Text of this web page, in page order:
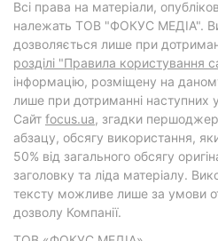
Всі права на матеріали,
належать ТОВ "ФОКУС МЕДІА".
дозволяється лише при
розділі "Правила користування
інформацію, розміщену на
лише при дотриманні наступних
Cайт focus.ua, згадки
абзацу, обсягу використання,
50% від загального обсягу
заголовку та ліда матеріалу.
тексту можливе лише за умови
дозволу Компанії.